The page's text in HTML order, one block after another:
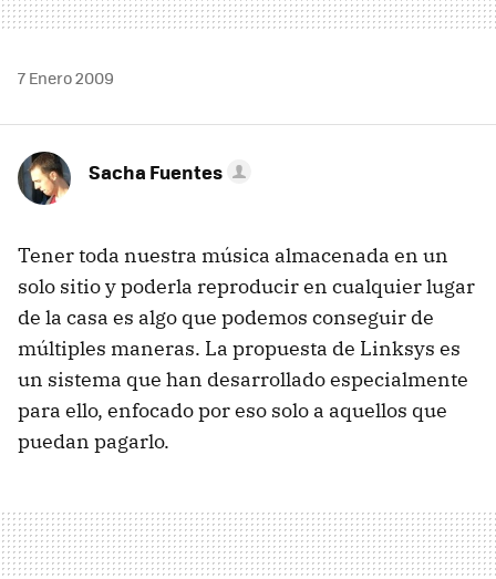
7 Enero 2009
Sacha Fuentes
Tener toda nuestra música almacenada en un
solo sitio y poderla reproducir en cualquier lugar
de la casa es algo que podemos conseguir de
múltiples maneras. La propuesta de Linksys es
un sistema que han desarrollado especialmente
para ello, enfocado por eso solo a aquellos que
puedan pagarlo.